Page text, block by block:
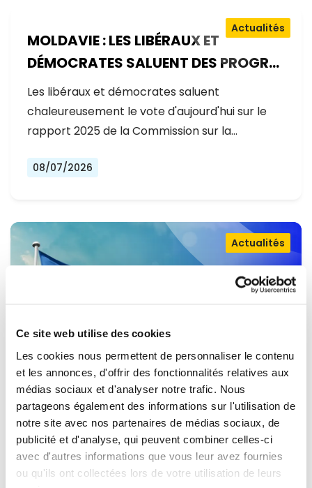
Ce site web utilise des cookies
Les cookies nous permettent de personnaliser le contenu
et les annonces, d'offrir des fonctionnalités relatives aux
médias sociaux et d'analyser notre trafic. Nous
partageons également des informations sur l'utilisation de
notre site avec nos partenaires de médias sociaux, de
publicité et d'analyse, qui peuvent combiner celles-ci
avec d'autres informations que vous leur avez fournies
ou qu'ils ont collectées lors de votre utilisation de leurs
MOLDAVIE : LES LIBÉRAUX ET
DÉMOCRATES SALUENT DES PROGRÈS
EXCEPTIONNELS SUR LA VOIE DE
L'ADHÉSION À L'UE
Actualités
Les libéraux et démocrates saluent
chaleureusement le vote d'aujourd'hui sur le
rapport 2025 de la Commission sur la…
08/07/2026
OUVRIR LA PORTE À L'UKRAINE,
MAINTENIR LA PRESSION SUR LA
RUSSIE
Actualités
Renew Europe appelle l'Ukraine à accélérer la